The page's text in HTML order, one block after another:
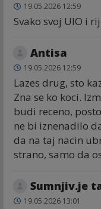
19.05.2026 12:59
Svako svoj UIO i
Antisa
19.05.2026 12:59
Lazes drug, sto
Zna se ko koci.
budi receno,
ne bi iznenadilo
da na taj nacin
strano, samo da
Sumnjiv.je
19.05.2026 13:01